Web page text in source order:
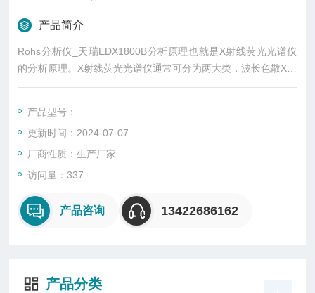
产品简介
Rohs分析仪_天瑞EDX1800B分析原理也就是X射线荧光光谱仪
的分析原理。X射线荧光光谱仪通常可分为两大类，波长色散X射
线荧光光谱仪(WDXRF)和能量色散X射线荧光光谱仪(EDXRF)，
器等，而能量色散光谱仪则只需激发源和探测器和相关电子与控
制部件，相对简单。
产品型号：
更新时间：2024-07-07
厂商性质：生产厂家
访问量：337
产品咨询 13422686162
产品分类